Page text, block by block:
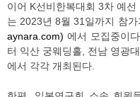
이어 K선비한복대회 3차 예
는 2023년 8월 31일까지 참
aynara.com) 에서 모집중이
터 익산 궁웨딩홀, 전남 영광
에서 각각 개최된다.